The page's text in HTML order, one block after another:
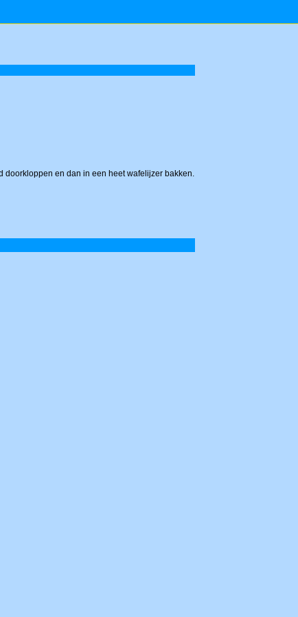
doorkloppen en dan in een heet wafelijzer bakken.